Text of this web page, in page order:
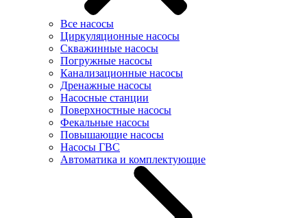
Все насосы
Циркуляционные насосы
Скважинные насосы
Погружные насосы
Канализационные насосы
Дренажные насосы
Насосные станции
Поверхностные насосы
Фекальные насосы
Повышающие насосы
Насосы ГВС
Автоматика и комплектующие